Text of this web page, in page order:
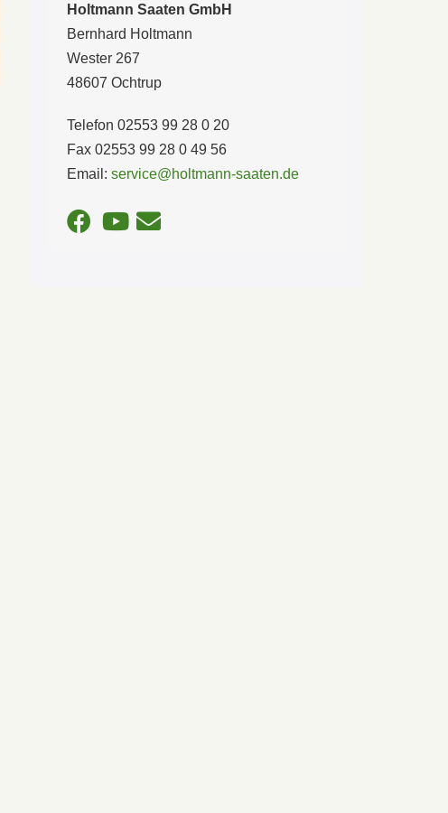
Holtmann Saaten GmbH
Bernhard Holtmann
Wester 267
48607 Ochtrup
Telefon 02553 99 28 0 20
Fax 02553 99 28 0 49 56
Email: service@holtmann-saaten.de